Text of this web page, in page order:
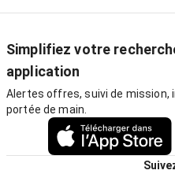
Simplifiez votre
application
Alertes offres, suivi de
portée de main.